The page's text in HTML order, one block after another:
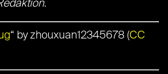
“ by zhouxuan12345678 (CC